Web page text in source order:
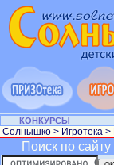
КОНКУРСЫ
Солнышко > Игротека >
Поиск по сайту